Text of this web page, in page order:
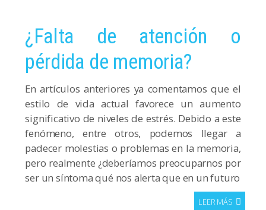
¿Falta de atención o
pérdida de memoria?
En artículos anteriores ya comentamos que el
estilo de vida actual favorece un aumento
significativo de niveles de estrés. Debido a este
fenómeno, entre otros, podemos llegar a
padecer molestias o problemas en la memoria,
pero realmente ¿deberíamos preocuparnos por
ser un síntoma qué nos alerta que en un futuro
LEER MÁS